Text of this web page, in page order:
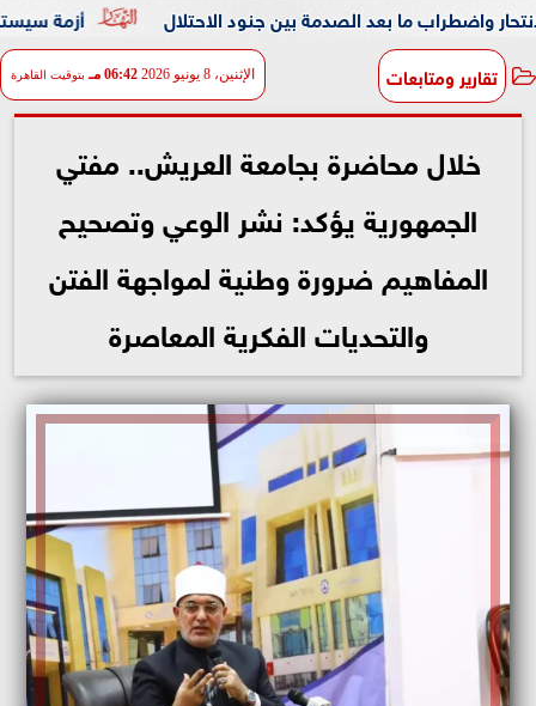
أزمة سيستم ما بعد الصدمة بين جنود الاحتلال
تقارير ومتابعات الإثنين، 8 يونيو 2026 06:42 مـ بتوقيت القاهرة
خلال محاضرة بجامعة العريش.. مفتي
الجمهورية يؤكد: نشر الوعي وتصحيح
المفاهيم ضرورة وطنية لمواجهة الفتن
والتحديات الفكرية المعاصرة